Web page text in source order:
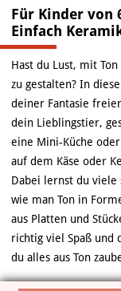
ÜBER UNS
Für Kinder von
Einfach
Hast du Lust, mit
zu gestalten? In
deiner Fantasie
dein Lieblingstier,
eine Mini-Küche
auf dem Käse oder
Dabei lernst du viele
wie man Ton in
aus Platten und
richtig viel Spaß und
du alles aus Ton